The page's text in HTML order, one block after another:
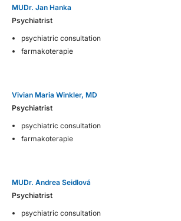
MUDr. Jan Hanka
Psychiatrist
psychiatric consultation
farmakoterapie
Vivian Maria Winkler, MD
Psychiatrist
psychiatric consultation
farmakoterapie
MUDr. Andrea Seidlová
Psychiatrist
psychiatric consultation